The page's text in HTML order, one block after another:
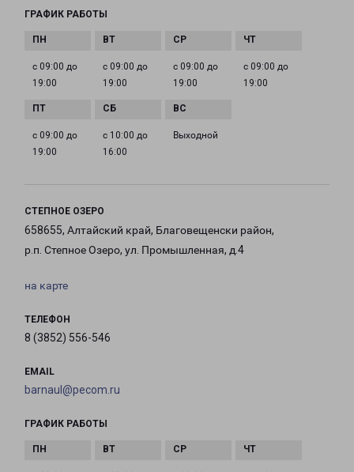
ГРАФИК РАБОТЫ
с 09:00 до
19:00
с 09:00 до
19:00
с 09:00 до
19:00
с 09:00 до
19:00
с 09:00 до
19:00
с 10:00 до
16:00
Выходной
СТЕПНОЕ ОЗЕРО
658655, Алтайский край, Благовещенски район,
р.п. Степное Озеро, ул. Промышленная, д.4
на карте
ТЕЛЕФОН
8 (3852) 556-546
EMAIL
barnaul@pecom.ru
ГРАФИК РАБОТЫ